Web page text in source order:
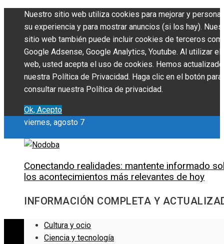
Nuestro sitio web utiliza cookies para mejorar y
su experiencia y para mostrar anuncios (si los hay).
sitio web también puede incluir cookies de terceros
Google Adsense, Google Analytics, Youtube. Al utilizar
web, usted acepta el uso de cookies. Hemos actualizado
nuestra Política de Privacidad. Haga clic en el botón para
consultar nuestra Política de privacidad.
Ok, Acepto
viernes, agosto 7
Conectando realidades: mantente informado
los acontecimientos más relevantes de hoy
INFORMACIÓN COMPLETA Y
Cultura y ocio
Ciencia y tecnología